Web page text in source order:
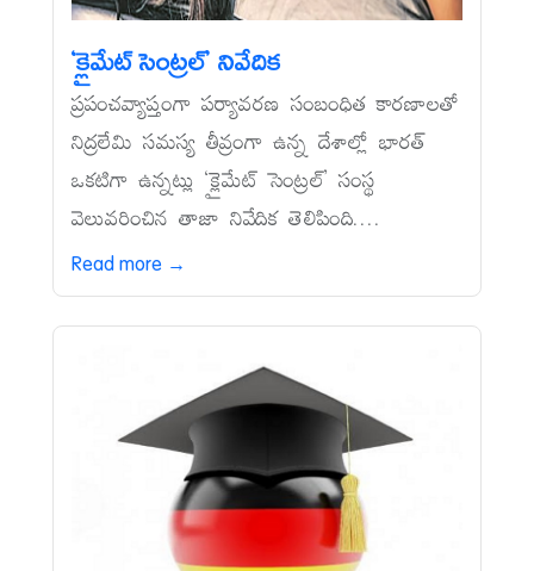
‘క్లైమేట్‌ సెంట్రల్‌’ నివేదిక
ప్రపంచవ్యాప్తంగా పర్యావరణ సంబంధిత కారణాలతో
నిద్రలేమి సమస్య తీవ్రంగా ఉన్న దేశాల్లో భారత్‌
ఒకటిగా ఉన్నట్లు ‘క్లైమేట్‌ సెంట్రల్‌’ సంస్థ
వెలువరించిన తాజా నివేదిక తెలిపింది....
Read more →